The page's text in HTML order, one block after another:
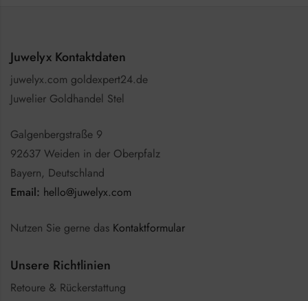
Juwelyx Kontaktdaten
juwelyx.com goldexpert24.de
Juwelier Goldhandel Stel
Galgenbergstraße 9
92637 Weiden in der Oberpfalz
Bayern, Deutschland
Email: hello@juwelyx.com
Nutzen Sie gerne das Kontaktformular
Unsere Richtlinien
Retoure & Rückerstattung